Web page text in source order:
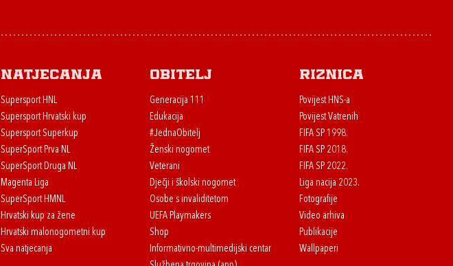
Natjecanja
Supersport HNL
Supersport Hrvatski kup
Supersport Superkup
SuperSport Prva NL
SuperSport Druga NL
Magenta Liga
SuperSport HMNL
Hrvatski kup za žene
Hrvatski malonogometni kup
Sva natjecanja
Obitelj
Generacija 111
Edukacija
#JednaObitelj
Ženski nogomet
Veterani
Dječji i školski nogomet
Osobe s invaliditetom
UEFA Playmakers
Shop
Informativno-multimedijski centar
Riznica
Povijest HNS-a
Povijest Vatrenih
FIFA SP 1998.
FIFA SP 2018.
FIFA SP 2022.
Liga nacija 2023.
Fotografije
Video arhiva
Publikacije
Wallpaperi